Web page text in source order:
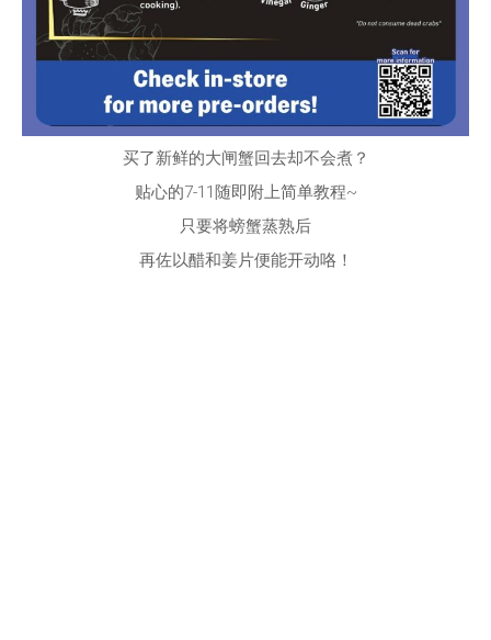
买了新鲜的大闸蟹回去却不会煮？
贴心的7-11随即附上简单教程~
只要将螃蟹蒸熟后
再佐以醋和姜片便能开动咯！